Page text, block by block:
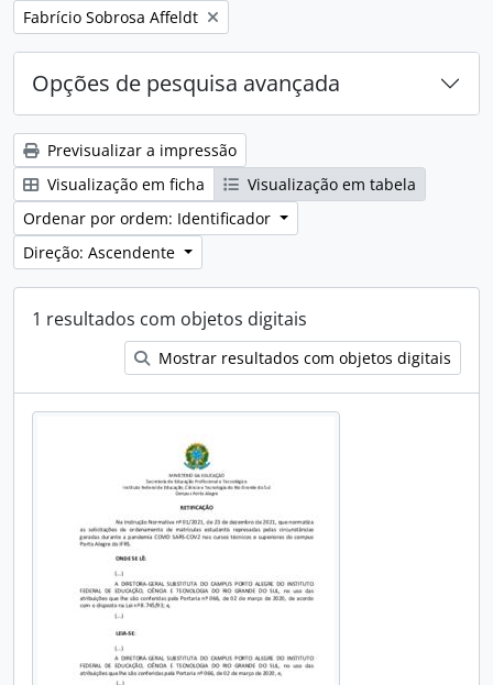
Remover filtro:
Fabrício Sobrosa Affeldt
Opções de pesquisa avançada
Previsualizar a impressão
Visualização em ficha
Visualização em tabela
Ordenar por ordem: Identificador
Direção: Ascendente
1 resultados com objetos digitais
Mostrar resultados com objetos digitais